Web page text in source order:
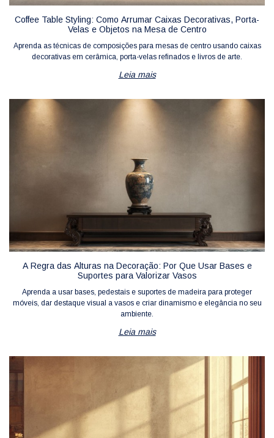
Coffee Table Styling: Como Arrumar Caixas Decorativas, Porta-
Velas e Objetos na Mesa de Centro
Aprenda as técnicas de composições para mesas de centro usando caixas
decorativas em cerâmica, porta-velas refinados e livros de arte.
Leia mais
A Regra das Alturas na Decoração: Por Que Usar Bases e
Suportes para Valorizar Vasos
Aprenda a usar bases, pedestais e suportes de madeira para proteger
móveis, dar destaque visual a vasos e criar dinamismo e elegância no seu
ambiente.
Leia mais